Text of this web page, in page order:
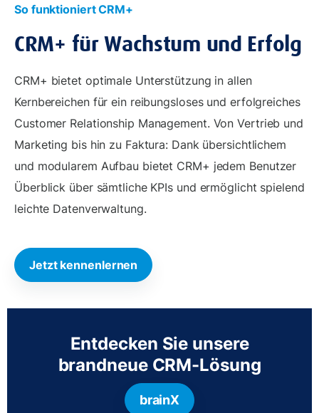
So funktioniert CRM+
CRM+ für Wachstum und Erfolg
CRM+ bietet optimale Unterstützung in allen
Kernbereichen für ein reibungsloses und erfolgreiches
Customer Relationship Management. Von Vertrieb und
Marketing bis hin zu Faktura: Dank übersichtlichem
und modularem Aufbau bietet CRM+ jedem Benutzer
Überblick über sämtliche KPIs und ermöglicht spielend
leichte Datenverwaltung.
Jetzt kennenlernen
Entdecken Sie unsere
brandneue CRM-Lösung
brainX